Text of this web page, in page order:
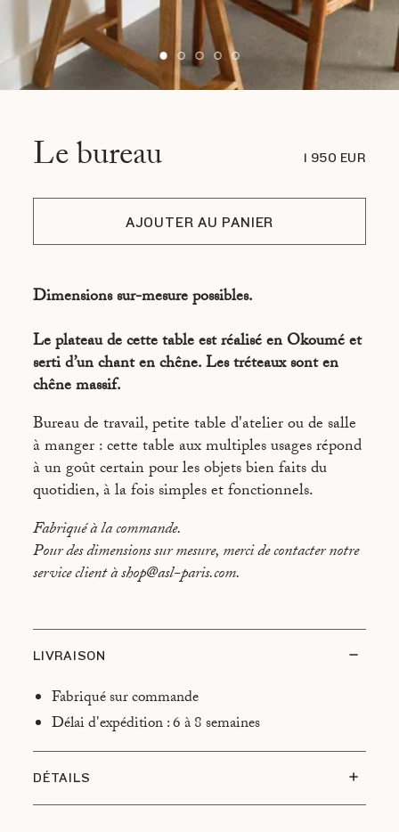
Le bureau 1 950 EUR
AJOUTER AU PANIER
Dimensions sur-mesure possibles.
Le plateau de cette table est réalisé en Okoumé et
serti d’un chant en chêne. Les tréteaux sont en
chêne massif.
Bureau de travail, petite table d'atelier ou de salle
à manger : cette table aux multiples usages répond
à un goût certain pour les objets bien faits du
quotidien, à la fois simples et fonctionnels.
Fabriqué à la commande.
Pour des dimensions sur mesure, merci de contacter notre
service client à shop@asl-paris.com.
LIVRAISON
Fabriqué sur commande
Délai d'expédition : 6 à 8 semaines
DÉTAILS